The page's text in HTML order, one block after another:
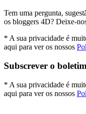
Tem uma pergunta,
os bloggers 4D? Deixe-
* A sua privacidade é
aqui para ver os nossos
Subscrever o
* A sua privacidade é
aqui para ver os nossos